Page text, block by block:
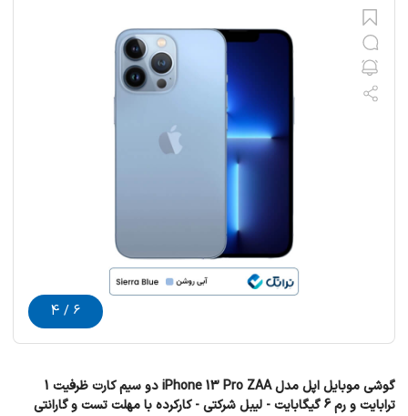
6 / 4
گوشی موبایل اپل مدل iPhone 13 Pro ZAA دو سیم‌ کارت ظرفیت 1
ترابایت و رم 6 گیگابایت - لیبل شرکتی - کارکرده با مهلت تست و گارانتی